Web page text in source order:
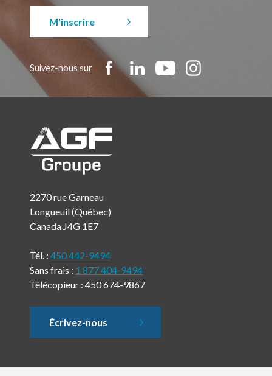
M'inscrire
Suivez-nous sur
2270 rue Garneau
Longueuil (Québec)
Canada J4G 1E7
Tél. :450 442-9494
Sans frais : 1 877 404-9494
Télécopieur : 450 674-9867
Écrivez-nous